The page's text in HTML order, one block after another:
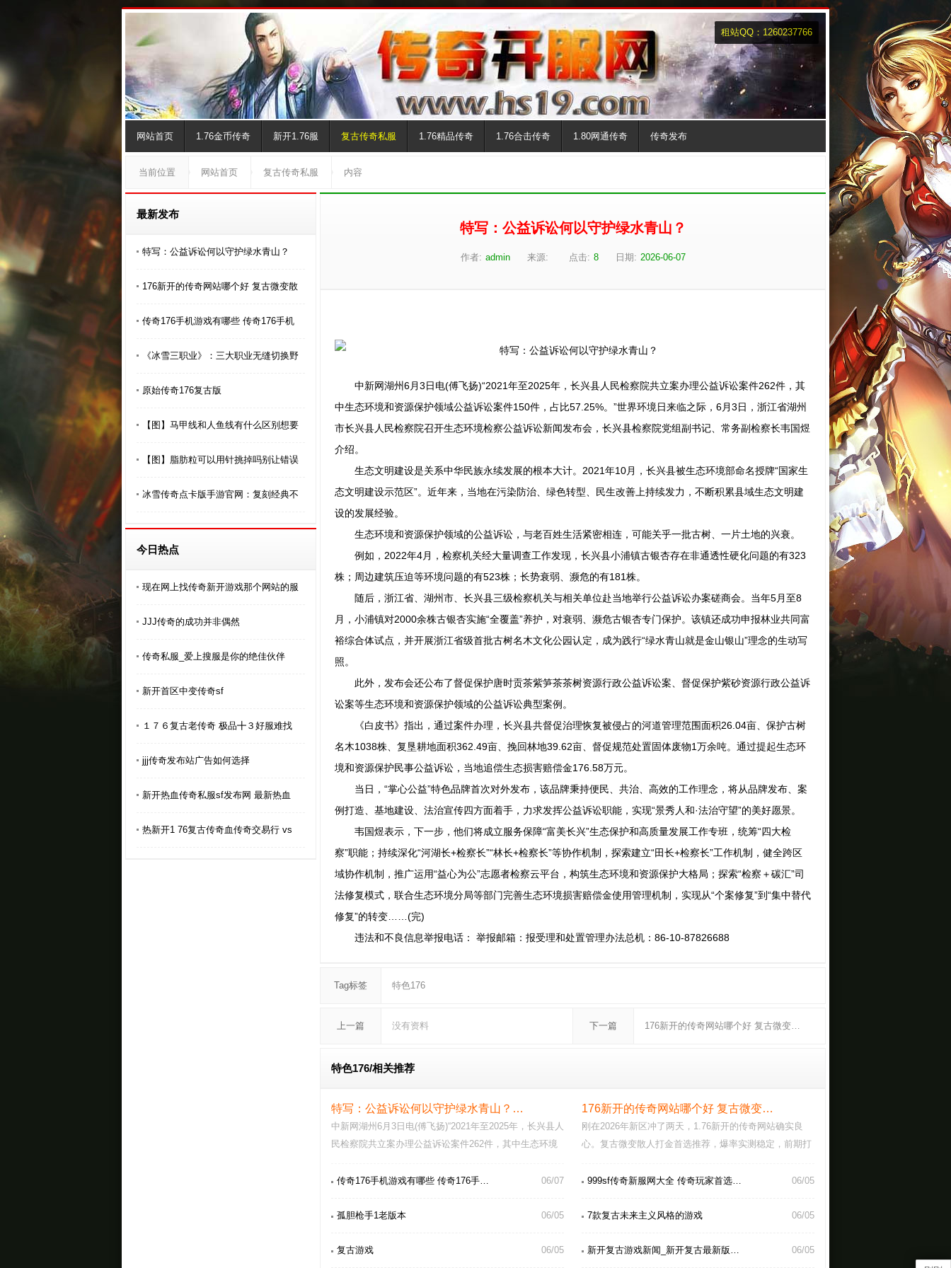
租站QQ：1260237766
网站首页 1.76金币传奇 新开1.76服 复古传奇私服 1.76精品传奇 1.76合击传奇 1.80网通传奇 传奇发布
当前位置 网站首页 复古传奇私服 内容
最新发布
特写：公益诉讼何以守护绿水青山？
176新开的传奇网站哪个好 复古微变散
传奇176手机游戏有哪些 传奇176手机
《冰雪三职业》：三大职业无缝切换野
原始传奇176复古版
【图】马甲线和人鱼线有什么区别想要
【图】脂肪粒可以用针挑掉吗别让错误
冰雪传奇点卡版手游官网：复刻经典不
今日热点
现在网上找传奇新开游戏那个网站的服
JJJ传奇的成功并非偶然
传奇私服_爱上搜服是你的绝佳伙伴
新开首区中变传奇sf
１７６复古老传奇 极品╋３好服难找
jjj传奇发布站广告如何选择
新开热血传奇私服sf发布网 最新热血
热新开1 76复古传奇血传奇交易行 vs
特写：公益诉讼何以守护绿水青山？
作者: admin 来源: 点击: 8 日期: 2026-06-07
中新网湖州6月3日电(傅飞扬)“2021年至2025年，长兴县人民检察院共立案办理公益诉讼案件262件，其
中生态环境和资源保护领域公益诉讼案件150件，占比57.25%。”世界环境日来临之际，6月3日，浙江省湖州
市长兴县人民检察院召开生态环境检察公益诉讼新闻发布会，长兴县检察院党组副书记、常务副检察长韦国煜
介绍。
生态文明建设是关系中华民族永续发展的根本大计。2021年10月，长兴县被生态环境部命名授牌“国家生
态文明建设示范区”。近年来，当地在污染防治、绿色转型、民生改善上持续发力，不断积累县域生态文明建
设的发展经验。
生态环境和资源保护领域的公益诉讼，与老百姓生活紧密相连，可能关乎一批古树、一片土地的兴衰。
例如，2022年4月，检察机关经大量调查工作发现，长兴县小浦镇古银杏存在非通透性硬化问题的有323
株；周边建筑压迫等环境问题的有523株；长势衰弱、濒危的有181株。
随后，浙江省、湖州市、长兴县三级检察机关与相关单位赴当地举行公益诉讼办案磋商会。当年5月至8
月，小浦镇对2000余株古银杏实施“全覆盖”养护，对衰弱、濒危古银杏专门保护。该镇还成功申报林业共同富
裕综合体试点，并开展浙江省级首批古树名木文化公园认定，成为践行“绿水青山就是金山银山”理念的生动写
照。
此外，发布会还公布了督促保护唐时贡茶紫笋茶茶树资源行政公益诉讼案、督促保护紫砂资源行政公益诉
讼案等生态环境和资源保护领域的公益诉讼典型案例。
《白皮书》指出，通过案件办理，长兴县共督促治理恢复被侵占的河道管理范围面积26.04亩、保护古树
名木1038株、复垦耕地面积362.49亩、挽回林地39.62亩、督促规范处置固体废物1万余吨。通过提起生态环
境和资源保护民事公益诉讼，当地追偿生态损害赔偿金176.58万元。
当日，“掌心公益”特色品牌首次对外发布，该品牌秉持便民、共治、高效的工作理念，将从品牌发布、案
例打造、基地建设、法治宣传四方面着手，力求发挥公益诉讼职能，实现“景秀人和·法治守望”的美好愿景。
韦国煜表示，下一步，他们将成立服务保障“富美长兴”生态保护和高质量发展工作专班，统筹“四大检
察”职能；持续深化“河湖长+检察长”“林长+检察长”等协作机制，探索建立“田长+检察长”工作机制，健全跨区
域协作机制，推广运用“益心为公”志愿者检察云平台，构筑生态环境和资源保护大格局；探索“检察＋碳汇”司
法修复模式，联合生态环境分局等部门完善生态环境损害赔偿金使用管理机制，实现从“个案修复”到“集中替代
修复”的转变……(完)
违法和不良信息举报电话： 举报邮箱：报受理和处置管理办法总机：86-10-87826688
Tag标签 特色176
上一篇 没有资料 下一篇 176新开的传奇网站哪个好 复古微变…
特色176/相关推荐
特写：公益诉讼何以守护绿水青山？…
中新网湖州6月3日电(傅飞扬)“2021年至2025年，长兴县人
民检察院共立案办理公益诉讼案件262件，其中生态环境
176新开的传奇网站哪个好 复古微变…
刚在2026年新区冲了两天，1.76新开的传奇网站确实良
心。复古微变散人打金首选推荐，爆率实测稳定，前期打
传奇176手机游戏有哪些 传奇176手…
06/07 999sf传奇新服网大全 传奇玩家首选… 06/05
孤胆枪手1老版本 06/05 7款复古未来主义风格的游戏 06/05
复古游戏 06/05 新开复古游戏新闻_新开复古最新版…
06/05